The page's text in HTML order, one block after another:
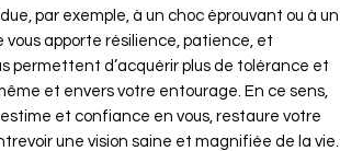
par exemple, à un choc éprouvant ou à un
vous apporte résilience, patience, et
permettent d’acquérir plus de tolérance et
et envers votre entourage. En ce sens,
et confiance en vous, restaure votre
une vision saine et magnifiée de la vie.